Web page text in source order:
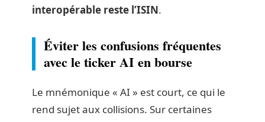
interopérable reste l’ISIN.
Éviter les confusions fréquentes
avec le ticker AI en bourse
Le mnémonique « AI » est court, ce qui le
rend sujet aux collisions. Sur certaines